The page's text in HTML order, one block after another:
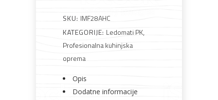
galanterija
SKU: IMF28AHC
KATEGORIJE: Ledomati PK,
Profesionalna kuhinjska
oprema
Opis
Dodatne informacije